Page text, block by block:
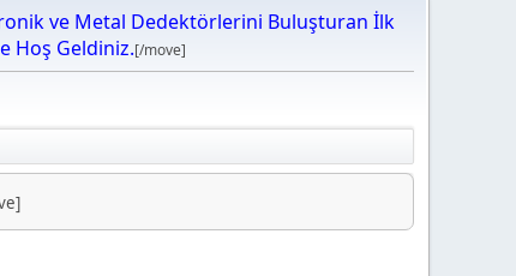
ve Metal Dedektörlerini Buluşturan İlk
Hoş Geldiniz.[/move]